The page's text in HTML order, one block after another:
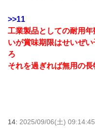
>>11
工業製品としての耐用
いが賞味期限はせいぜ
ろ
それを過ぎれば無用の長
14: 2025/09/06(土)